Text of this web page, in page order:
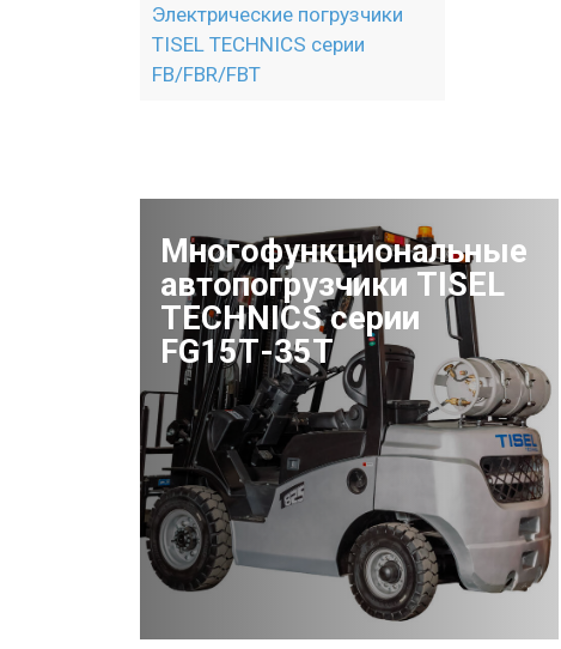
Электрические погрузчики
TISEL TECHNICS серии
FB/FBR/FBT
Многофункциональные
автопогрузчики TISEL
TECHNICS серии
FG15Т-35Т